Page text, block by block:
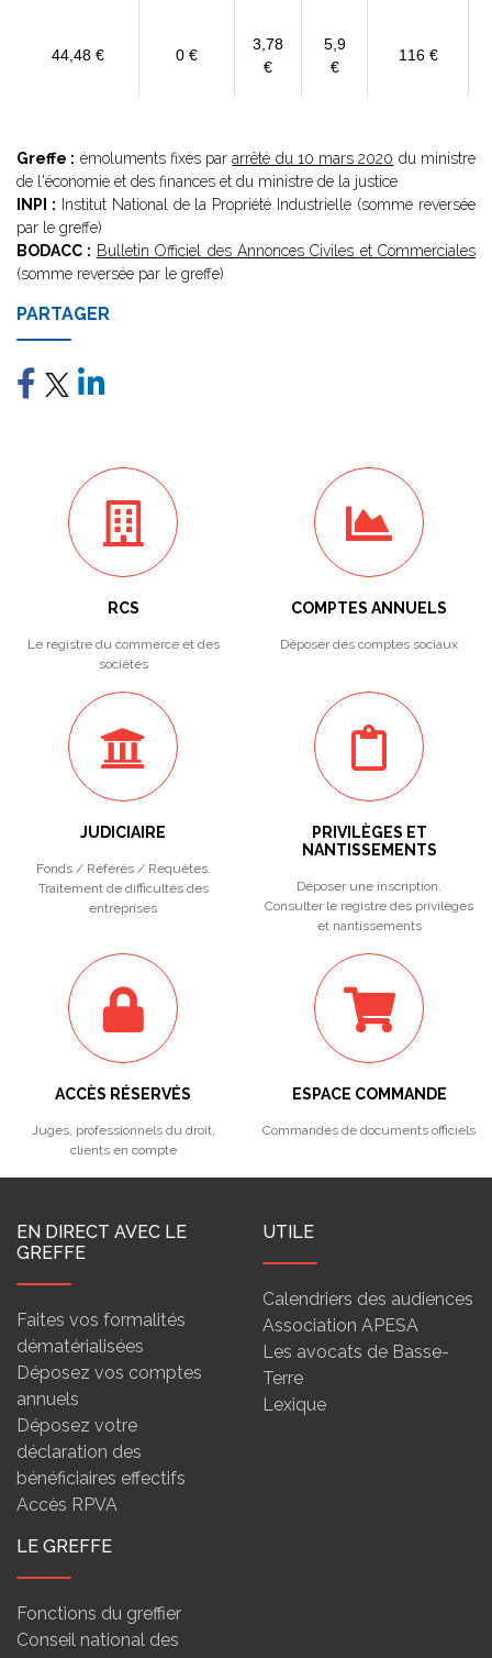
44,48 € 0 €
3,78
€
5,9
€
116 €
Greffe : émoluments fixés pararrêté du 10 mars 2020 du ministre
de l'économie et des finances et du ministre de la justice
INPI : Institut National de la Propriété Industrielle (somme reversée
par le greffe)
BODACC : Bulletin Officiel des Annonces Civiles et Commerciales
(somme reversée par le greffe)
PARTAGER
RCS
Le registre du commerce et des
sociétés
COMPTES ANNUELS
Déposer des comptes sociaux
JUDICIAIRE
Fonds / Référés / Requêtes.
Traitement de difficultés des
entreprises
PRIVILÈGES ET
NANTISSEMENTS
Déposer une inscription.
Consulter le registre des privilèges
et nantissements
ACCÈS RÉSERVÉS
Juges, professionnels du droit,
clients en compte
ESPACE COMMANDE
Commandes de documents officiels
EN DIRECT AVEC LE
GREFFE
Faites vos formalités
dématérialisées
Déposez vos comptes
annuels
Déposez votre
déclaration des
bénéficiaires effectifs
Accès RPVA
UTILE
Calendriers des audiences
Association APESA
Les avocats de Basse-
Terre
Lexique
LE GREFFE
Fonctions du greffier
Conseil national des